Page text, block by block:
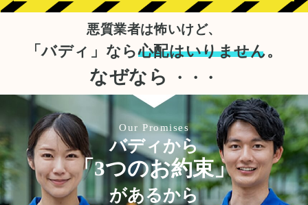
悪質業者は怖いけど、
「バディ」なら心配はいりません。
なぜなら ・・・
Our Promises
バディから
「3つのお約束」
があるから